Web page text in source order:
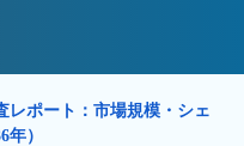
レポート：市場規模・シェ
年）